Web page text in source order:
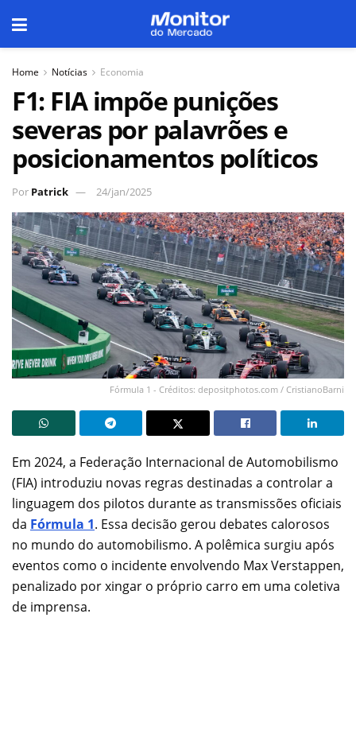
Home Notícias Economia
F1: FIA impõe punições
severas por palavrões e
posicionamentos políticos
Por Patrick 24/jan/2025
Fórmula 1 - Créditos: depositphotos.com / CristianoBarni
Em 2024, a Federação Internacional de Automobilismo
(FIA) introduziu novas regras destinadas a controlar a
linguagem dos pilotos durante as transmissões oficiais
da Fórmula 1. Essa decisão gerou debates calorosos
no mundo do automobilismo. A polêmica surgiu após
eventos como o incidente envolvendo Max Verstappen,
penalizado por xingar o próprio carro em uma coletiva
de imprensa.